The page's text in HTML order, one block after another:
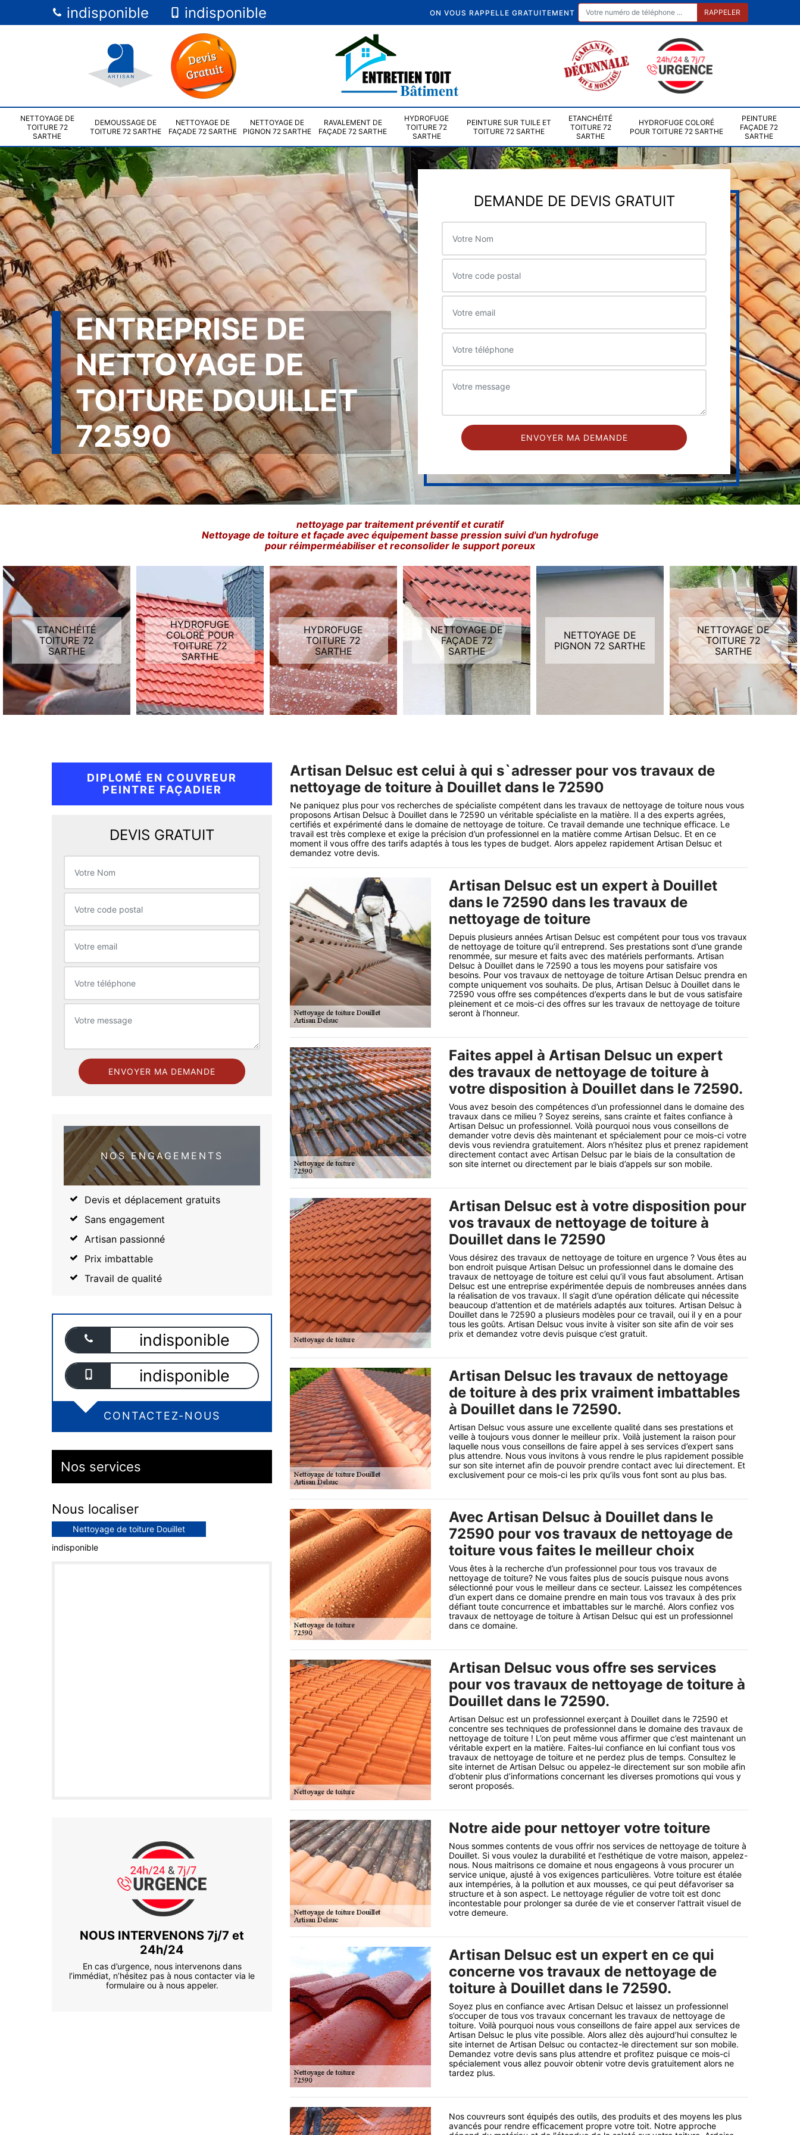
indisponible indisponible ON VOUS RAPPELLE GRATUITEMENT
NETTOYAGE DE
TOITURE 72
SARTHE
DEMOUSSAGE DE
TOITURE 72 SARTHE
NETTOYAGE DE
FAÇADE 72 SARTHE
NETTOYAGE DE
PIGNON 72 SARTHE
RAVALEMENT DE
FAÇADE 72 SARTHE
HYDROFUGE
TOITURE 72
SARTHE
PEINTURE SUR TUILE ET
TOITURE 72 SARTHE
ETANCHÉITÉ
TOITURE 72
SARTHE
HYDROFUGE COLORÉ
POUR TOITURE 72 SARTHE
PEINTURE
FAÇADE 72
SARTHE
ENTREPRISE DE
NETTOYAGE DE
TOITURE DOUILLET
72590
DEMANDE DE DEVIS GRATUIT
nettoyage par traitement préventif et curatif
Nettoyage de toiture et façade avec équipement basse pression suivi d'un hydrofuge
pour réimperméabiliser et reconsolider le support poreux
ETANCHÉITÉ
TOITURE 72
SARTHE
HYDROFUGE
COLORÉ POUR
TOITURE 72
SARTHE
HYDROFUGE
TOITURE 72
SARTHE
NETTOYAGE DE
FAÇADE 72
SARTHE
NETTOYAGE DE
PIGNON 72 SARTHE
NETTOYAGE DE
TOITURE 72
SARTHE
DIPLOMÉ EN COUVREUR
PEINTRE FAÇADIER
DEVIS GRATUIT
NOS ENGAGEMENTS
Devis et déplacement gratuits
Sans engagement
Artisan passionné
Prix imbattable
Travail de qualité
indisponible
indisponible
CONTACTEZ-NOUS
Nos services
Nous localiser
Nettoyage de toiture Douillet
indisponible
NOUS INTERVENONS 7j/7 et
24h/24
En cas d’urgence, nous intervenons dans
l’immédiat, n’hésitez pas à nous contacter via le
formulaire ou à nous appeler.
Artisan Delsuc est celui à qui s`adresser pour vos travaux de
nettoyage de toiture à Douillet dans le 72590
Ne paniquez plus pour vos recherches de spécialiste compétent dans les travaux de nettoyage de toiture nous vous
proposons Artisan Delsuc à Douillet dans le 72590 un véritable spécialiste en la matière. Il a des experts agrées,
certifiés et expérimenté dans le domaine de nettoyage de toiture. Ce travail demande une technique efficace. Le
travail est très complexe et exige la précision d’un professionnel en la matière comme Artisan Delsuc. Et en ce
moment il vous offre des tarifs adaptés à tous les types de budget. Alors appelez rapidement Artisan Delsuc et
demandez votre devis.
Artisan Delsuc est un expert à Douillet
dans le 72590 dans les travaux de
nettoyage de toiture
Depuis plusieurs années Artisan Delsuc est compétent pour tous vos travaux
de nettoyage de toiture qu’il entreprend. Ses prestations sont d’une grande
renommée, sur mesure et faits avec des matériels performants. Artisan
Delsuc à Douillet dans le 72590 a tous les moyens pour satisfaire vos
besoins. Pour vos travaux de nettoyage de toiture Artisan Delsuc prendra en
compte uniquement vos souhaits. De plus, Artisan Delsuc à Douillet dans le
72590 vous offre ses compétences d’experts dans le but de vous satisfaire
pleinement et ce mois-ci des offres sur les travaux de nettoyage de toiture
seront à l’honneur.
Faites appel à Artisan Delsuc un expert
des travaux de nettoyage de toiture à
votre disposition à Douillet dans le 72590.
Vous avez besoin des compétences d’un professionnel dans le domaine des
travaux dans ce milieu ? Soyez sereins, sans crainte et faites confiance à
Artisan Delsuc un professionnel. Voilà pourquoi nous vous conseillons de
demander votre devis dès maintenant et spécialement pour ce mois-ci votre
devis vous reviendra gratuitement. Alors n’hésitez plus et prenez rapidement
directement contact avec Artisan Delsuc par le biais de la consultation de
son site internet ou directement par le biais d’appels sur son mobile.
Artisan Delsuc est à votre disposition pour
vos travaux de nettoyage de toiture à
Douillet dans le 72590
Vous désirez des travaux de nettoyage de toiture en urgence ? Vous êtes au
bon endroit puisque Artisan Delsuc un professionnel dans le domaine des
travaux de nettoyage de toiture est celui qu’il vous faut absolument. Artisan
Delsuc est une entreprise expérimentée depuis de nombreuses années dans
la réalisation de vos travaux. Il s’agit d’une opération délicate qui nécessite
beaucoup d’attention et de matériels adaptés aux toitures. Artisan Delsuc à
Douillet dans le 72590 a plusieurs modèles pour ce travail, oui il y en a pour
tous les goûts. Artisan Delsuc vous invite à visiter son site afin de voir ses
prix et demandez votre devis puisque c’est gratuit.
Artisan Delsuc les travaux de nettoyage
de toiture à des prix vraiment imbattables
à Douillet dans le 72590.
Artisan Delsuc vous assure une excellente qualité dans ses prestations et
veille à toujours vous donner le meilleur prix. Voilà justement la raison pour
laquelle nous vous conseillons de faire appel à ses services d’expert sans
plus attendre. Nous vous invitons à vous rendre le plus rapidement possible
sur son site internet afin de pouvoir prendre contact avec lui directement. Et
exclusivement pour ce mois-ci les prix qu’ils vous font sont au plus bas.
Avec Artisan Delsuc à Douillet dans le
72590 pour vos travaux de nettoyage de
toiture vous faites le meilleur choix
Vous êtes à la recherche d’un professionnel pour tous vos travaux de
nettoyage de toiture? Ne vous faites plus de soucis puisque nous avons
sélectionné pour vous le meilleur dans ce secteur. Laissez les compétences
d’un expert dans ce domaine prendre en main tous vos travaux à des prix
défiant toute concurrence et imbattables sur le marché. Alors confiez vos
travaux de nettoyage de toiture à Artisan Delsuc qui est un professionnel
dans ce domaine.
Artisan Delsuc vous offre ses services
pour vos travaux de nettoyage de toiture à
Douillet dans le 72590.
Artisan Delsuc est un professionnel exerçant à Douillet dans le 72590 et
concentre ses techniques de professionnel dans le domaine des travaux de
nettoyage de toiture ! L’on peut même vous affirmer que c’est maintenant un
véritable expert en la matière. Faites-lui confiance en lui confiant tous vos
travaux de nettoyage de toiture et ne perdez plus de temps. Consultez le
site internet de Artisan Delsuc ou appelez-le directement sur son mobile afin
d’obtenir plus d’informations concernant les diverses promotions qui vous y
seront proposés.
Notre aide pour nettoyer votre toiture
Nous sommes contents de vous offrir nos services de nettoyage de toiture à
Douillet. Si vous voulez la durabilité et l'esthétique de votre maison, appelez-
nous. Nous maitrisons ce domaine et nous engageons à vous procurer un
service unique, ajusté à vos exigences particulières. Votre toiture est étalée
aux intempéries, à la pollution et aux mousses, ce qui peut défavoriser sa
structure et à son aspect. Le nettoyage régulier de votre toit est donc
incontestable pour prolonger sa durée de vie et conserver l'attrait visuel de
votre demeure.
Artisan Delsuc est un expert en ce qui
concerne vos travaux de nettoyage de
toiture à Douillet dans le 72590.
Soyez plus en confiance avec Artisan Delsuc et laissez un professionnel
s’occuper de tous vos travaux concernant les travaux de nettoyage de
toiture. Voilà pourquoi nous vous conseillons de faire appel aux services de
Artisan Delsuc le plus vite possible. Alors allez dès aujourd’hui consultez le
site internet de Artisan Delsuc ou contactez-le directement sur son mobile.
Demandez votre devis sans plus attendre et profitez puisque ce mois-ci
spécialement vous allez pouvoir obtenir votre devis gratuitement alors ne
tardez plus.
Nos couvreurs sont équipés des outils, des produits et des moyens les plus
avancés pour rendre efficacement propre votre toit. Notre approche